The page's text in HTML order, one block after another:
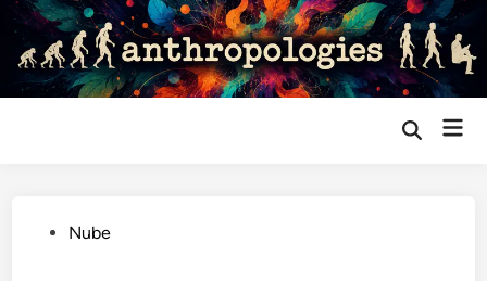
Saltar
contenido
Abrir
Publicado
Nube